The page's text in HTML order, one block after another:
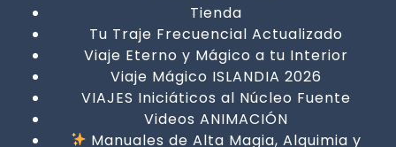
Tienda
Tu Traje Frecuencial Actualizado
Viaje Eterno y Mágico a tu Interior
Viaje Mágico ISLANDIA 2026
VIAJES Iniciáticos al Núcleo Fuente
Videos ANIMACIÓN
Manuales de Alta Magia, Alquimia y